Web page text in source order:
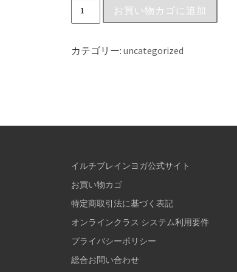
お買い物カゴに追加
カテゴリー: uncategorized
イルチブレインヨガ公式サイト
お買い物カゴ
特定商取引法に基づく表記
オンラインクラス システム利用要件
プライバシーポリシー
総合お問い合わせ